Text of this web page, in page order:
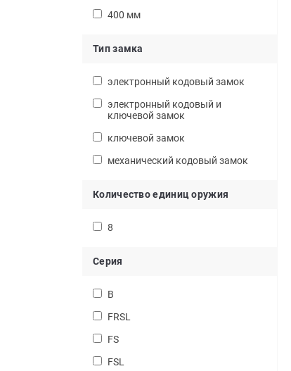
400 мм
Тип замка
электронный кодовый замок
электронный кодовый и
ключевой замок
ключевой замок
механический кодовый замок
Количество единиц оружия
8
Серия
B
FRSL
FS
FSL